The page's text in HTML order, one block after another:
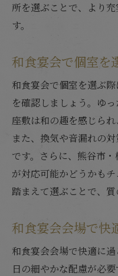
所を選ぶことで、より
す。
和食宴会で個室を
和食宴会で個室を選ぶ
を確認しましょう。ゆ
座敷は和の趣を感じられ
また、換気や音漏れの
です。さらに、熊谷市
が対応可能かどうかも
踏まえて選ぶことで、質
和食宴会会場で快
和食宴会会場で快適に
日の細やかな配慮が必